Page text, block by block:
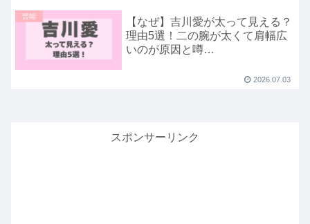
芸能
【なぜ】吉川愛が太って見える？
理由5選！二の腕が太くて肩幅広
いのが原因と噂…
2026.07.03
スポンサーリンク